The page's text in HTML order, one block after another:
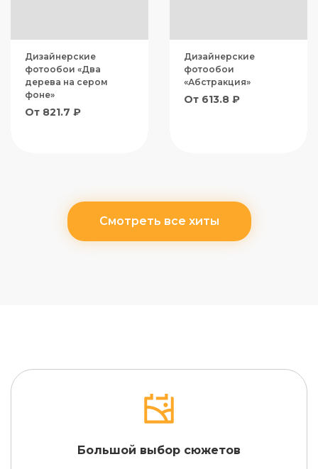
Дизайнерские
фотообои «Два
дерева на сером
фоне»
От 821.7 ₽
Дизайнерские
фотообои
«Абстракция»
От 613.8 ₽
Смотреть все хиты
Большой выбор сюжетов